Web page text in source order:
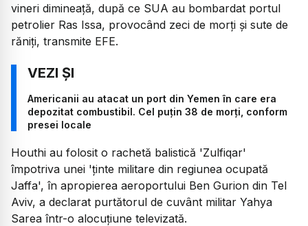
vineri dimineață, după ce SUA au bombardat portul
petrolier Ras Issa, provocând zeci de morți și sute de
răniți, transmite EFE.
Americanii au atacat un port din Yemen în care era
depozitat combustibil. Cel puțin 38 de morți, conform
presei locale
Houthi au folosit o rachetă balistică 'Zulfiqar'
împotriva unei 'ținte militare din regiunea ocupată
Jaffa', în apropierea aeroportului Ben Gurion din Tel
Aviv, a declarat purtătorul de cuvânt militar Yahya
Sarea într-o alocuțiune televizată.